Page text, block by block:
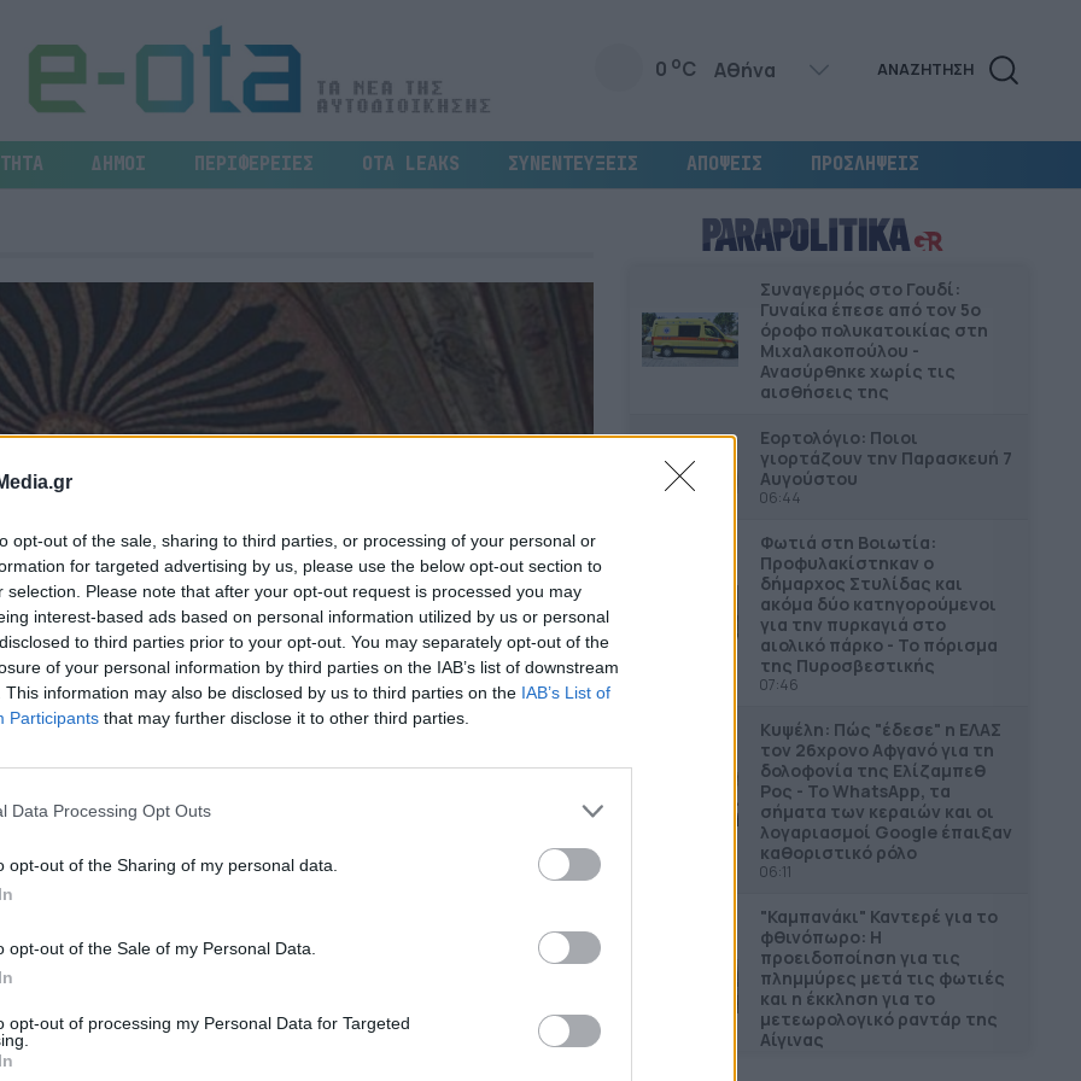
opt-out of the sale, sharing to third parties, or processing of your personal or
for targeted advertising by us, please use the below opt-out section to
selection. Please note that after your opt-out request is processed you may
interest-based ads based on personal information utilized by us or personal
to third parties prior to your opt-out. You may separately opt-out of the
of your personal information by third parties on the IAB’s list of downstream
This information may also be disclosed by us to third parties on the IAB’s List of
Participants that may further disclose it to other third parties.
Data Processing Opt Outs
opt-out of the Sharing of my personal data.
opt-out of the Sale of my Personal Data.
opt-out of processing my Personal Data for Targeted
0 oC ΑΝΑΖΗΤΗΣΗ
ΔΗΜΟΙ ΠΕΡΙΦΕΡΕΙΕΣ OTA LEAKS ΣΥΝΕΝΤΕΥΞΕΙΣ ΑΠΟΨΕΙΣ ΠΡΟΣΛΗΨΕΙΣ
πολιτισμού
ιδιοκτησίας του Υπουργείου
Συναγερμός στο Γουδί:
Γυναίκα έπεσε από τον 5ο
όροφο πολυκατοικίας στη
Μιχαλακοπούλου -
Ανασύρθηκε χωρίς τις
αισθήσεις της
Εορτολόγιο: Ποιοι
γιορτάζουν την Παρασκευή 7
Αυγούστου
06:44
Φωτιά στη Βοιωτία:
Προφυλακίστηκαν ο
δήμαρχος Στυλίδας και
ακόμα δύο κατηγορούμενοι
για την πυρκαγιά στο
αιολικό πάρκο - Το πόρισμα
της Πυροσβεστικής
07:46
Κυψέλη: Πώς "έδεσε" η ΕΛΑΣ
τον 26χρονο Αφγανό για τη
δολοφονία της Ελίζαμπεθ
Ρος - Το WhatsApp, τα
σήματα των κεραιών και οι
λογαριασμοί Google έπαιξαν
καθοριστικό ρόλο
06:11
"Καμπανάκι" Καντερέ για το
φθινόπωρο: Η
προειδοποίηση για τις
πλημμύρες μετά τις φωτιές
και η έκκληση για το
μετεωρολογικό ραντάρ της
Αίγινας